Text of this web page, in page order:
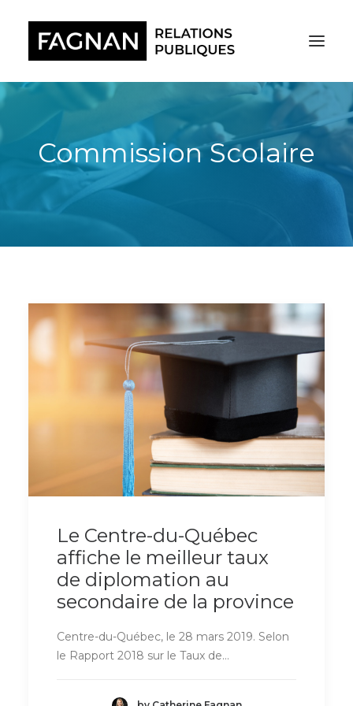
RECHERCHE
Commission Scolaire
Le Centre-du-Québec
affiche le meilleur taux
de diplomation au
secondaire de la province
Centre-du-Québec, le 28 mars 2019. Selon
le Rapport 2018 sur le Taux de…